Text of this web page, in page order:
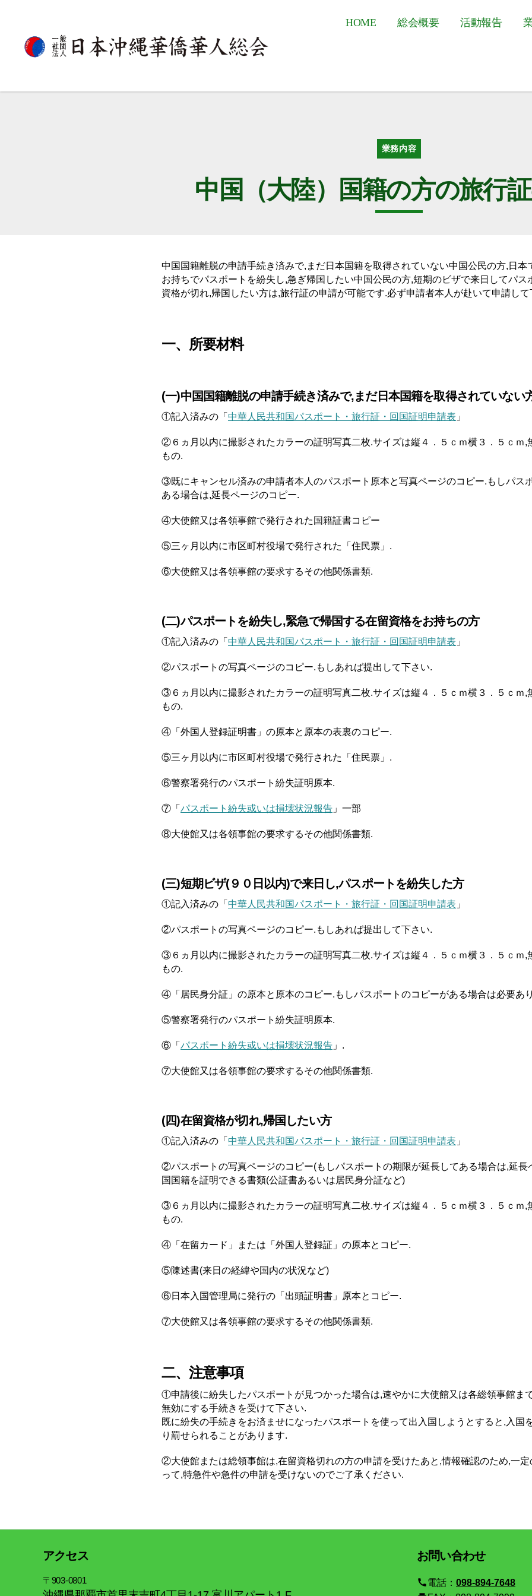
社
HOME 総会概要 活動報告
カ
テ
リ
ー
業務内容
中国（大陸）国籍の方の旅行
中国国籍離脱の申請手続き済みで,まだ日本国籍を取得されていない中国公民の方,日本
お持ちでパスポートを紛失し,急ぎ帰国したい中国公民の方,短期のビザで来日してパス
資格が切れ,帰国したい方は,旅行証の申請が可能です.必ず申請者本人が赴いて申請して
一、所要材料
(一)中国国籍離脱の申請手続き済みで,まだ日本国籍を取得されていない
①記入済みの「 中華人民共和国パスポート・旅行証・回国証明申請表 」
②６ヵ月以内に撮影されたカラーの証明写真二枚.サイズは縦４．５ｃｍ横３．５ｃｍ,
もの.
③既にキャンセル済みの申請者本人のパスポート原本と写真ページのコピー.もしパス
ある場合は,延長ページのコピー.
④大使館又は各領事館で発行された国籍証書コピー
⑤三ヶ月以内に市区町村役場で発行された「住民票」.
⑥大使館又は各領事館の要求するその他関係書類.
(二)パスポートを紛失し,緊急で帰国する在留資格をお持ちの方
①記入済みの「 中華人民共和国パスポート・旅行証・回国証明申請表 」
②パスポートの写真ページのコピー.もしあれば提出して下さい.
③６ヵ月以内に撮影されたカラーの証明写真二枚.サイズは縦４．５ｃｍ横３．５ｃｍ,
もの.
④「外国人登録証明書」の原本と原本の表裏のコピー.
⑤三ヶ月以内に市区町村役場で発行された「住民票」.
⑥警察署発行のパスポート紛失証明原本.
⑦「 パスポート紛失或いは損壊状況報告 」一部
⑧大使館又は各領事館の要求するその他関係書類.
(三)短期ビザ(９０日以内)で来日し,パスポートを紛失した方
①記入済みの「 中華人民共和国パスポート・旅行証・回国証明申請表 」
②パスポートの写真ページのコピー.もしあれば提出して下さい.
③６ヵ月以内に撮影されたカラーの証明写真二枚.サイズは縦４．５ｃｍ横３．５ｃｍ,
もの.
④「居民身分証」の原本と原本のコピー.もしパスポートのコピーがある場合は必要あ
⑤警察署発行のパスポート紛失証明原本.
⑥「 パスポート紛失或いは損壊状況報告 」.
⑦大使館又は各領事館の要求するその他関係書類.
(四)在留資格が切れ,帰国したい方
①記入済みの「 中華人民共和国パスポート・旅行証・回国証明申請表 」
②パスポートの写真ページのコピー(もしパスポートの期限が延長してある場合は,延長
国国籍を証明できる書類(公証書あるいは居民身分証など)
③６ヵ月以内に撮影されたカラーの証明写真二枚.サイズは縦４．５ｃｍ横３．５ｃｍ,
もの.
④「在留カード」または「外国人登録証」の原本とコピー.
⑤陳述書(来日の経緯や国内の状況など)
⑥日本入国管理局に発行の「出頭証明書」原本とコピー.
⑦大使館又は各領事館の要求するその他関係書類.
二、注意事項
①申請後に紛失したパスポートが見つかった場合は,速やかに大使館又は各総領事館ま
無効にする手続きを受けて下さい.
既に紛失の手続きをお済ませになったパスポートを使って出入国しようとすると,入国
り罰せられることがあります.
②大使館または総領事館は,在留資格切れの方の申請を受けたあと,情報確認のため,一定
って,特急件や急件の申請を受けないのでご了承ください.
アクセス
〒903-0801
お問い合わせ
call電話： 098-894-7648